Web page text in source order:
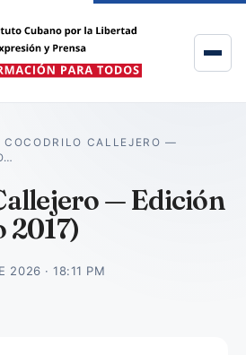
COCODRILO CALLEJERO —
— Edición
2017)
2026 · 18:11 PM